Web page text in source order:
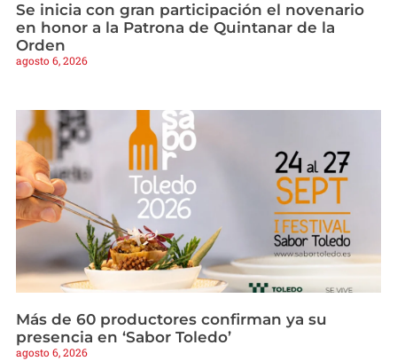
Se inicia con gran participación el novenario
en honor a la Patrona de Quintanar de la
Orden
agosto 6, 2026
Más de 60 productores confirman ya su
presencia en ‘Sabor Toledo’
agosto 6, 2026